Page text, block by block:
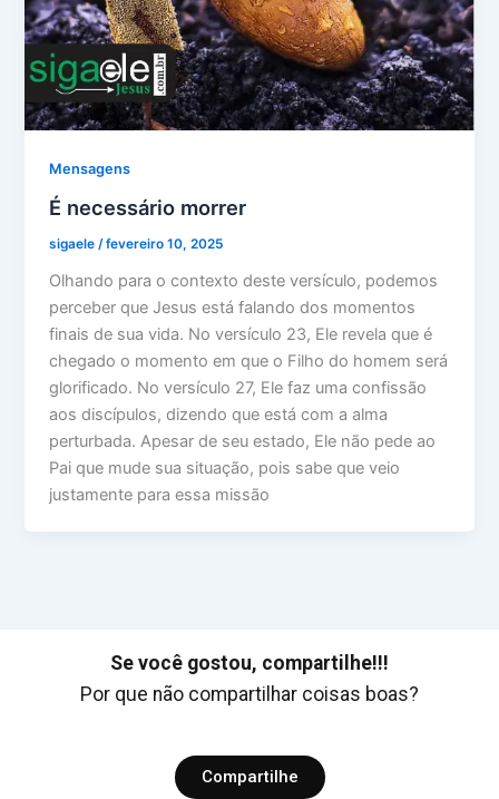
Mensagens
É necessário morrer
sigaele /fevereiro 10, 2025
Olhando para o contexto deste versículo, podemos
perceber que Jesus está falando dos momentos
finais de sua vida. No versículo 23, Ele revela que é
chegado o momento em que o Filho do homem será
glorificado. No versículo 27, Ele faz uma confissão
aos discípulos, dizendo que está com a alma
perturbada. Apesar de seu estado, Ele não pede ao
Pai que mude sua situação, pois sabe que veio
justamente para essa missão
Se você gostou, compartilhe!!!
Por que não compartilhar coisas boas?
Compartilhe